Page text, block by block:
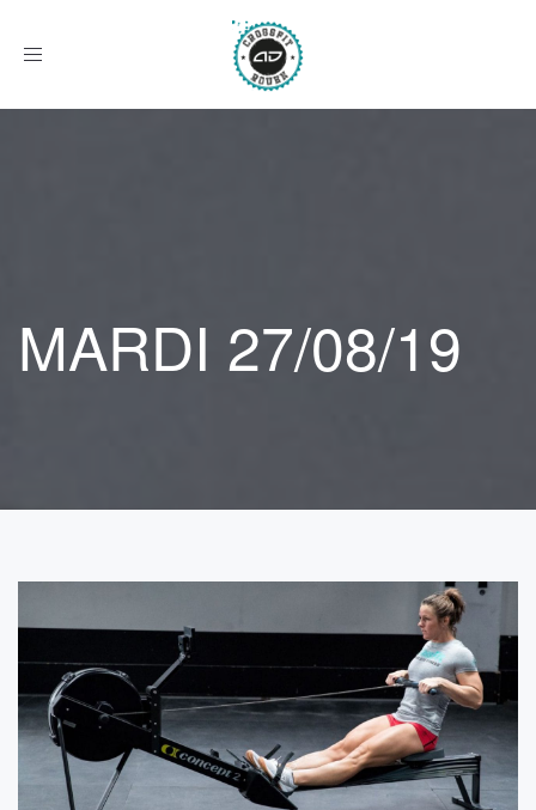
Afficher
MARDI 27/08/19